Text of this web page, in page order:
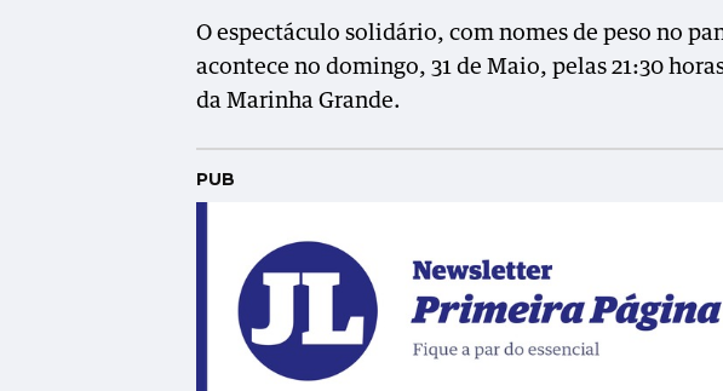
O espectáculo solidário, com nomes de peso no
acontece no domingo, 31 de Maio, pelas 21:30
da Marinha Grande.
PUB